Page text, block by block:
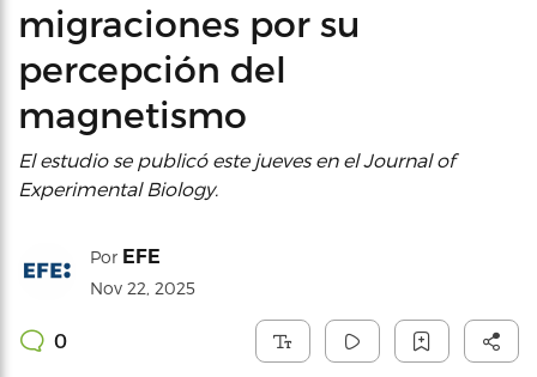
migraciones por su
percepción del
magnetismo
El estudio se publicó este jueves en el Journal of
Experimental Biology.
Por EFE
Nov 22, 2025
0